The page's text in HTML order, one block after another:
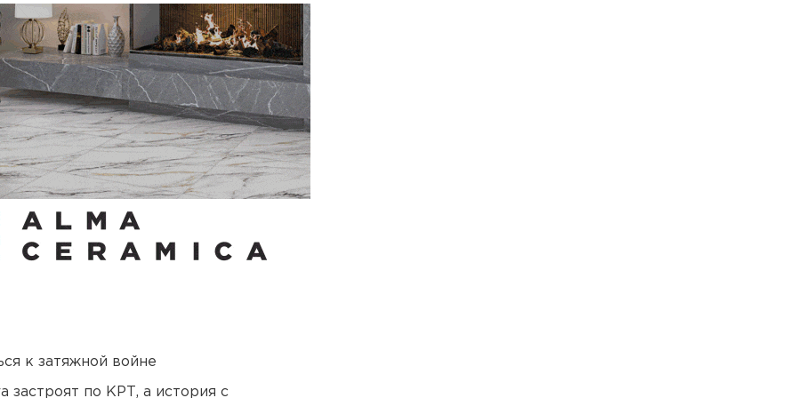
к затяжной войне
застроят по КРТ, а история с